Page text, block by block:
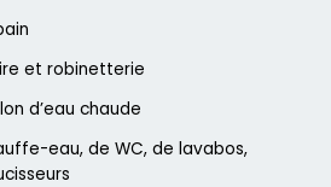
et robinetterie
d’eau chaude
eau, de WC, de lavabos,